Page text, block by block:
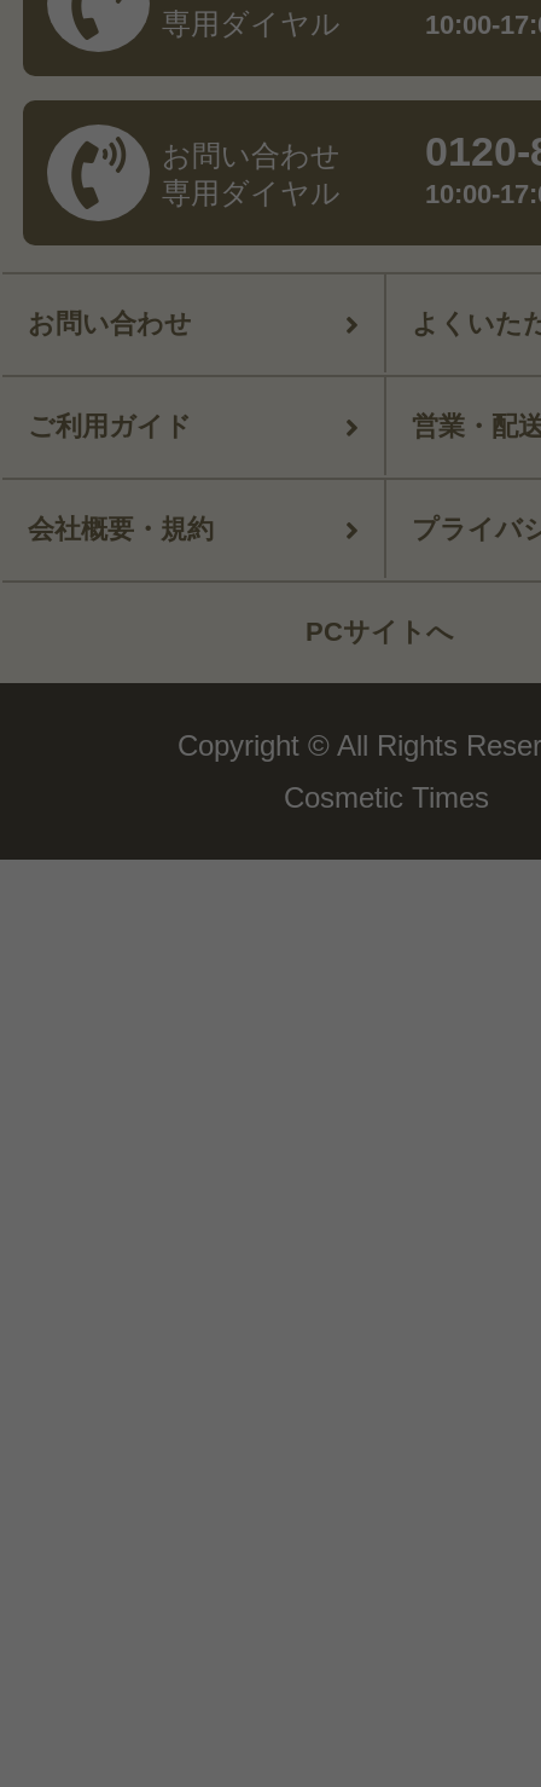
専用ダイヤル
10:00-
お問い合わせ
専用ダイヤル
10:00-
お問い合わせ よくいた
ご利用ガイド 営業・配
会社概要・規約 プライバ
PCサイトへ
Copyright © All Rights
Cosmetic Times